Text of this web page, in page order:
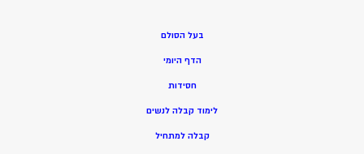
בעל הסולם
הדף היומי
חסידות
לימוד קבלה לנשים
קבלה למתחיל